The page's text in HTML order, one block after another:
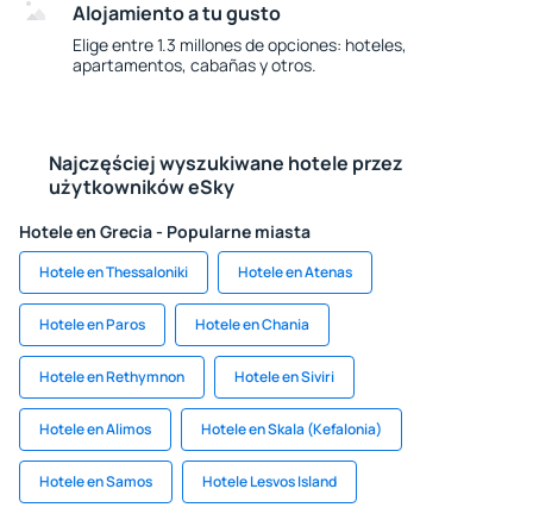
Alojamiento a tu gusto
Elige entre 1.3 millones de opciones: hoteles,
apartamentos, cabañas y otros.
Najczęściej wyszukiwane hotele przez
użytkowników eSky
Hotele en Grecia - Popularne miasta
Hotele en Thessaloniki Hotele en Atenas
Hotele en Paros Hotele en Chania
Hotele en Rethymnon Hotele en Siviri
Hotele en Alimos Hotele en Skala (Kefalonia)
Hotele en Samos Hotele Lesvos Island